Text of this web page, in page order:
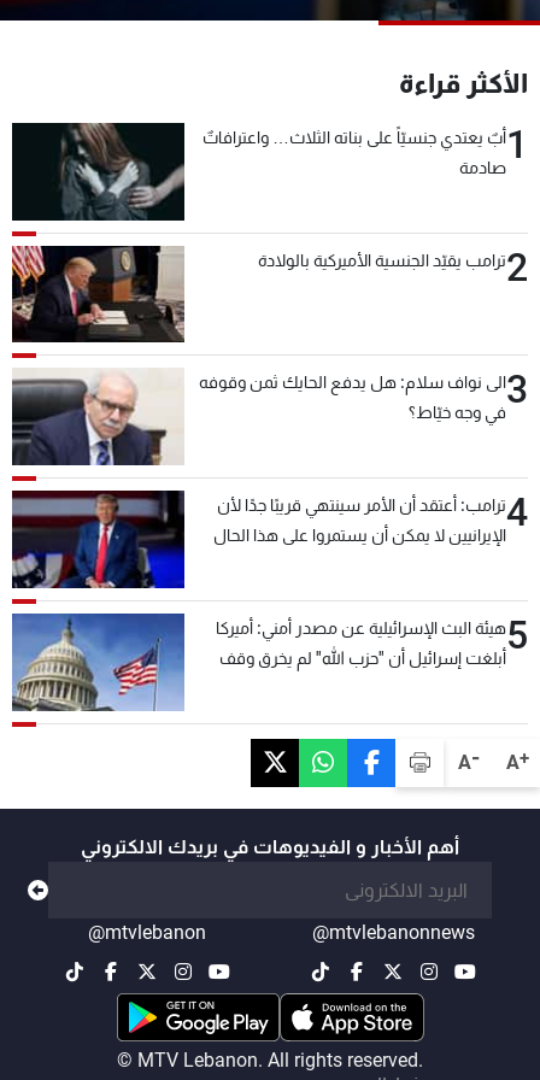
A+
A-
الأكثر قراءة
1أبٌ يعتدي جنسيّاً على بناته الثلاث… واعترافاتٌ
صادمة
2ترامب يقيّد الجنسية الأميركية بالولادة
3الى نواف سلام: هل يدفع الحايك ثمن وقوفه
في وجه خيّاط؟
4ترامب: أعتقد أن الأمر سينتهي قريبًا جدًا لأن
الإيرانيين لا يمكن أن يستمروا على هذا الحال
5هيئة البث الإسرائيلية عن مصدر أمني: أميركا
أبلغت إسرائيل أن "حزب الله" لم يخرق وقف
أهم الأخبار و الفيديوهات في بريدك الالكتروني
@mtvlebanonnews
@mtvlebanon
© MTV Lebanon. All rights reserved.
شاهد البرامج
عن MTV
الإنـتـاج
وظائف
شروط الإسـتخدام